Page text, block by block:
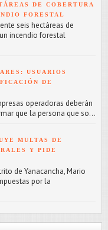
DE COBERTURA
FORESTAL
seis hectáreas de
incendio forestal
USUARIOS
DE
operadoras deberán
que la persona que so...
MULTAS DE
Y PIDE
de Yanacancha, Mario
por la